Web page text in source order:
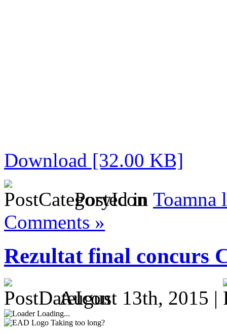
Download [32.00 KB]
Posted in Toamna
Comments »
Rezultat final concurs
August 13th, 2015 |
Loading...
Taking too long?